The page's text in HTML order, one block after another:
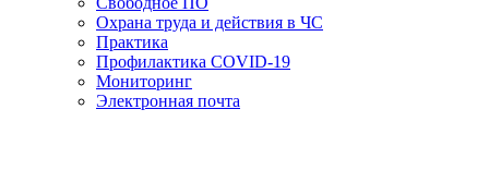
Охрана труда и действия в ЧС
Практика
Профилактика COVID-19
Мониторинг
Электронная почта